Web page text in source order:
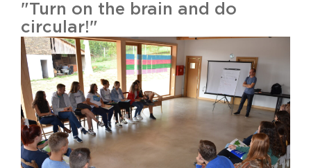
"Turn on the brain and do
circular!"